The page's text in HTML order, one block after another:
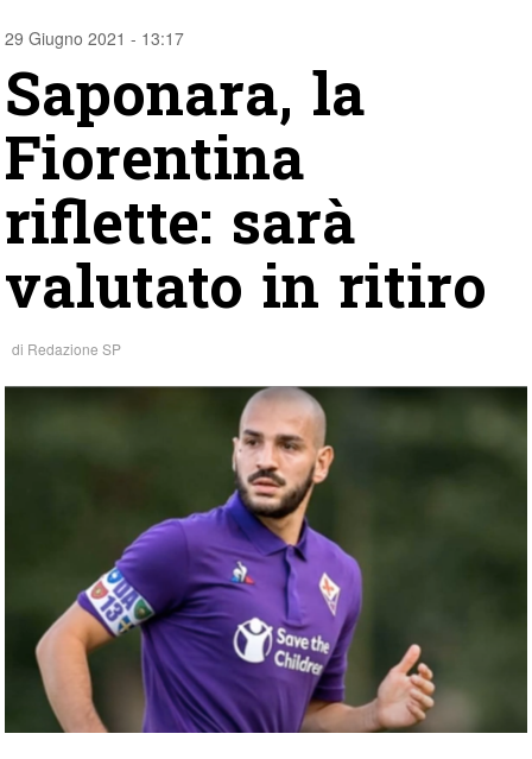
29 Giugno 2021 - 13:17
Saponara, la
Fiorentina
riflette: sarà
valutato in ritiro
di Redazione SP